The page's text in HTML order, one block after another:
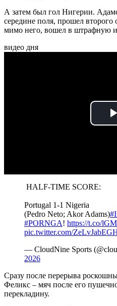
А затем был гол Нигерии.
середине поля, прошел
мимо него, вошел в штрафную
видео дня
️ HALF-TIME SCORE:
Portugal 1-1 Nigeria
(Pedro Neto; Akor Adams)
#PORNGA! https://t.co/
pic.twitter.com/
— CloudNine Sports
2026
Сразу после перерыва
Феликс – мяч после его
перекладину.